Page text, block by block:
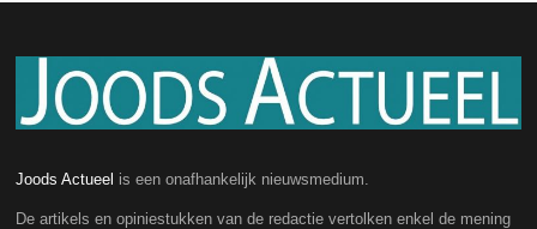
Joods Actueel is een onafhankelijk nieuwsmedium.
De artikels en opiniestukken van de redactie vertolken enkel de mening